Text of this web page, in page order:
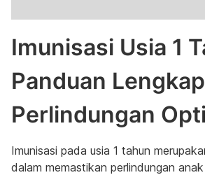
Imunisasi Usia 1
Panduan
Perlindungan
Imunisasi pada usia 1 tahun
dalam memastikan perlindungan